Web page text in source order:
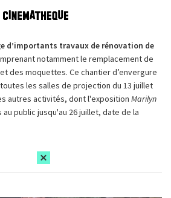
d’importants travaux de rénovation de
notamment le remplacement de
des moquettes. Ce chantier d’envergure
les salles de projection du 13 juillet
autres activités, dont l'exposition Marilyn
public jusqu'au 26 juillet, date de la